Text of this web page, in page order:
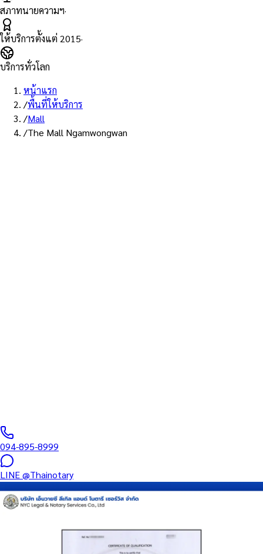
สภาทนายความฯ·
ให้บริการตั้งแต่ 2015·
บริการทั่วโลก
หน้าแรก
/พื้นที่ให้บริการ
/Mall
/The Mall Ngamwongwan
094-895-8999
LINE@Thainotary